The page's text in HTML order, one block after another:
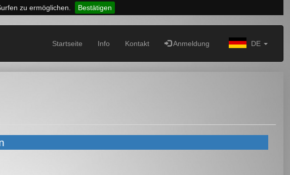
zu ermöglichen. Bestätigen
Startseite Info Kontakt Anmeldung DE